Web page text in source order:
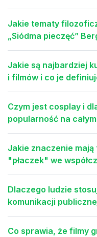
Jakie tematy
„Siódma pieczęć”
Jakie są najbardziej
i filmów i co je
Czym jest cosplay i
popularność na
Jakie znaczenie
"płaczek" we
Dlaczego ludzie
komunikacji
Co sprawia, że filmy